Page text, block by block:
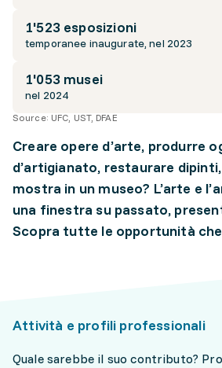
1'523 esposizioni
temporanee inaugurate, nel 2023
1'053 musei
nel 2024
Source: UFC, UST, DFAE
Creare opere d’arte, produrre
d’artigianato, restaurare
mostra in un museo? L’arte e
una finestra su passato,
Scopra tutte le opportunità
Attività e profili professionali
Quale sarebbe il suo contributo?